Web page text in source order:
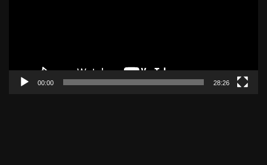
00:00 28:26